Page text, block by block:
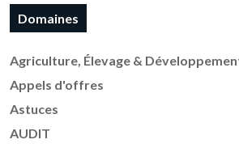
Domaines
Agriculture, Élevage &
Appels d'offres
Astuces
AUDIT